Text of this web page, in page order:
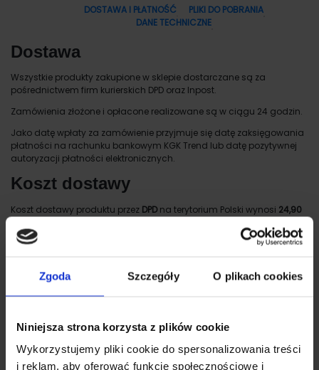
Zgoda Szczegóły O plikach cookies
Niniejsza strona korzysta z plików cookie
Wykorzystujemy pliki cookie do spersonalizowania treści
i reklam, aby oferować funkcje społecznościowe i
DOSTAWA I PŁATNOŚĆ
PLIKI DO POBRANIA
DANE TECHNICZNE
Dostawa
Wszystkie produkty zakupione w sklepie dostarczane są za
pośrednictwem firm kurierskich DPD oraz Inpost.
Zamówienia złożone i opłacone realizowane są w ciągu 24 godzin.
Jako datę wpłaty za zamówienie przyjmuje się datę zaksięgowania
płatności na rachunku bankowym KGK Trend lub datę pozytywnej
autoryzacji płatności elektronicznych.
Koszt dostawy
Koszt dostawy produktu przez DPDna terytorium Polski wynosi 24,90
Koszt dostawy przesyłki
na terytorium Polski wynosi
Darmowy koszt dostawy produktu przez
kuriera DPDna terytorium
Koszt dostawy doPaczkomatu Inpostto19,90 zł brutto.
Koszt dostawykurierem InPostto17,90 brutto.